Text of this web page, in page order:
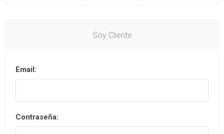
Soy Cliente
Email:
Contraseña: